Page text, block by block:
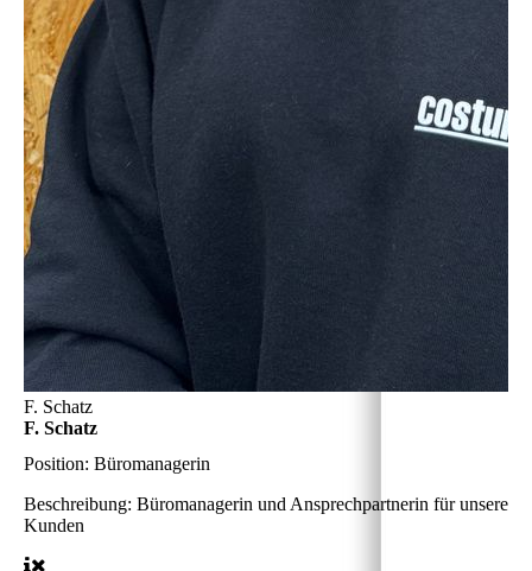
F. Schatz
F. Schatz
Position: Büromanagerin
Beschreibung: Büromanagerin und Ansprechpartnerin für unsere
Kunden